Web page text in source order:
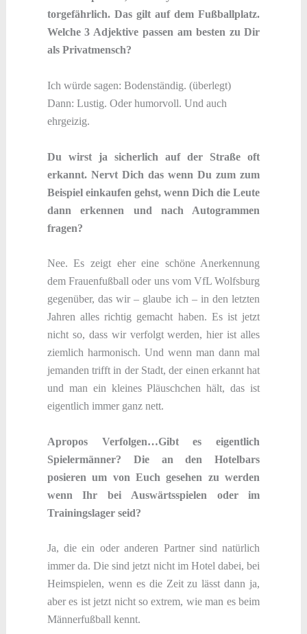
torgefährlich. Das gilt auf dem Fußballplatz.
Welche 3 Adjektive passen am besten zu Dir
als Privatmensch?
Ich würde sagen: Bodenständig. (überlegt)
Dann: Lustig. Oder humorvoll. Und auch
ehrgeizig.
Du wirst ja sicherlich auf der Straße oft
erkannt. Nervt Dich das wenn Du zum zum
Beispiel einkaufen gehst, wenn Dich die Leute
dann erkennen und nach Autogrammen
fragen?
Nee. Es zeigt eher eine schöne Anerkennung
dem Frauenfußball oder uns vom VfL Wolfsburg
gegenüber, das wir – glaube ich – in den letzten
Jahren alles richtig gemacht haben. Es ist jetzt
nicht so, dass wir verfolgt werden, hier ist alles
ziemlich harmonisch. Und wenn man dann mal
jemanden trifft in der Stadt, der einen erkannt hat
und man ein kleines Pläuschchen hält, das ist
eigentlich immer ganz nett.
Apropos Verfolgen…Gibt es eigentlich
Spielermänner? Die an den Hotelbars
posieren um von Euch gesehen zu werden
wenn Ihr bei Auswärtsspielen oder im
Trainingslager seid?
Ja, die ein oder anderen Partner sind natürlich
immer da. Die sind jetzt nicht im Hotel dabei, bei
Heimspielen, wenn es die Zeit zu lässt dann ja,
aber es ist jetzt nicht so extrem, wie man es beim
Männerfußball kennt.